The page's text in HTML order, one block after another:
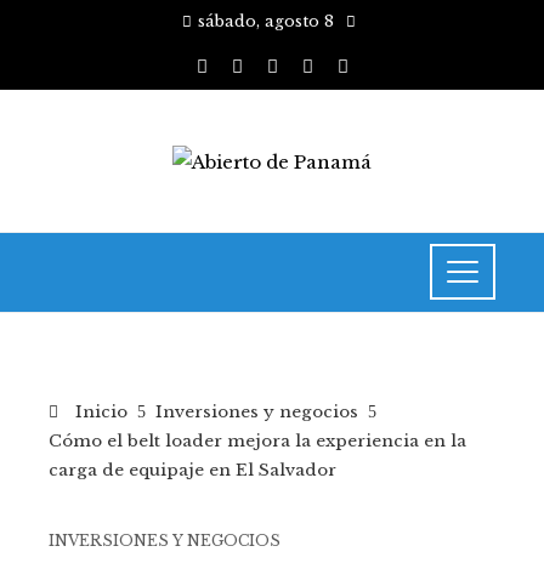
sábado, agosto 8
Inicio
Inversiones y negocios
Cómo el belt loader mejora la experiencia en la
carga de equipaje en El Salvador
INVERSIONES Y NEGOCIOS